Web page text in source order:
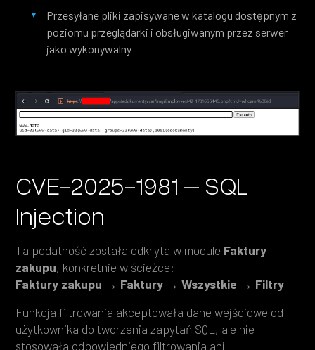
Przesyłane pliki zapisywane w katalogu dostępnym z
poziomu przeglądarki i obsługiwanym przez serwer
jako wykonywalny
CVE-2025-1981 – SQL
Injection
Ta podatność została odkryta w module Faktury
zakupu, konkretnie w ścieżce:
Faktury zakupu → Faktury → Wszystkie → Filtry
Funkcja filtrowania akceptowała dane wejściowe od
użytkownika do tworzenia zapytań SQL, ale nie
stosowała odpowiedniego filtrowania ani